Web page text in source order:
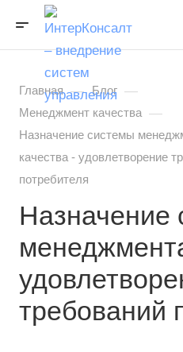
Главная — Блог —
Менеджмент качества —
Назначение системы
качества - удовлетворение
потребителя
Назначение
требований